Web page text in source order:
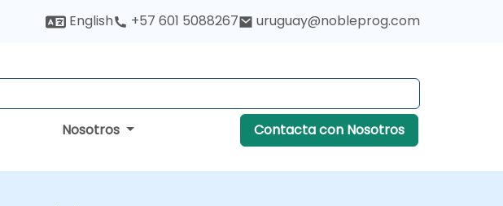
English +57 601 5088267 uruguay@nobleprog.com
Nosotros Contacta con Nosotros